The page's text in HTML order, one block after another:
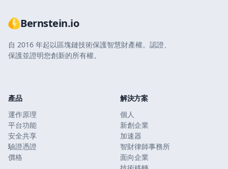
Bernstein.io
自 2016 年起以區塊鏈技術保護智慧財產權。認證、
保護並證明您創新的所有權。
產品
運作原理
平台功能
安全共享
驗證憑證
價格
解決方案
個人
新創企業
加速器
智財律師事務所
面向企業